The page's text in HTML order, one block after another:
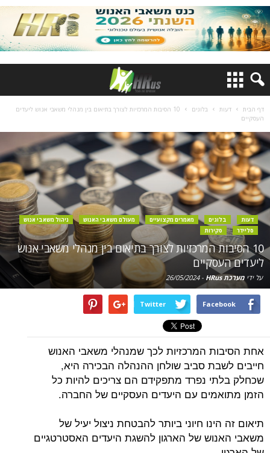
דף הבית דעות בלוגים
10 הסיבות המרכזיות לצורך בתיאום בין מנהלי משאבי אנוש ליעדים
העסקיים
דעות בלוגים מאמרים מקצועיים מעולם משאבי האנוש
ניהול משאבי אנוש
סליידר
סקירות
10 הסיבות המרכזיות לצורך בתיאום בין מנהלי משאבי אנוש
ליעדים העסקיים
על ידי מערכת HRus -
26/05/2024
Facebook
Twitter
אחת הסיבות המרכזיות לכך שמנהלי משאבי האנוש
חייבים לשבת סביב שולחן ההנהלה הבכירה היא,
שכחלק בלתי נפרד מתפקידם הם צריכים להיות כל
הזמן מתואמים עם היעדים העסקיים של החברה.
תיאום זה הינו חיוני ביותר להבטחת ניצול יעיל של
משאבי האנוש של הארגון להשגת היעדים האסטרטגיים